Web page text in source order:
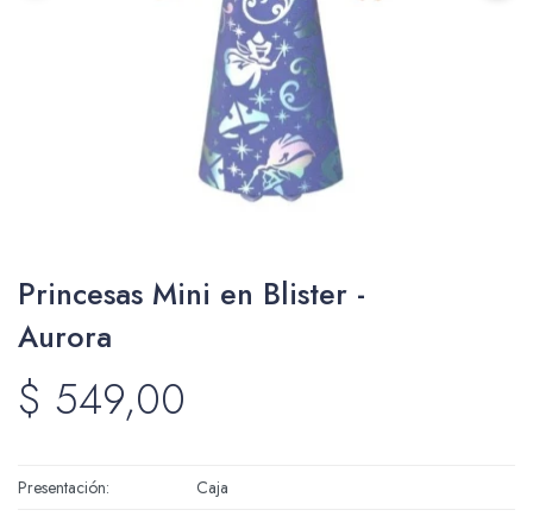
Princesas Mini en Blister -
Aurora
$ 549,00
Presentación Caja
Juguetería
Packing y Regalaría
Maquillaje